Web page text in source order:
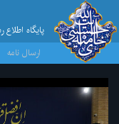
پایگاه
ارسال نامه